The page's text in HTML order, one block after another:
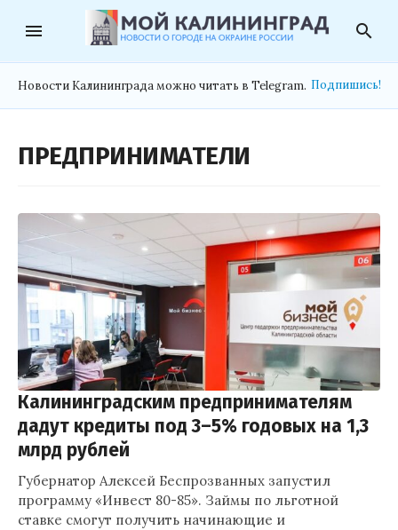
menu search
Новости Калининграда можно читать в Telegram. Подпишись!
ПРЕДПРИНИМАТЕЛИ
Калининградским предпринимателям
дадут кредиты под 3–5% годовых на 1,3
млрд рублей
Губернатор Алексей Беспрозванных запустил
программу «Инвест 80-85». Займы по льготной
ставке смогут получить начинающие и